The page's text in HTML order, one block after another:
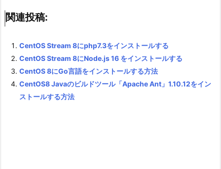
関連投稿:
CentOS Stream 8にphp7.3をインストールする
CentOS Stream 8にNode.js 16 をインストールする
CentOS 8にGo言語をインストールする方法
CentOS8 Javaのビルドツール「Apache Ant」1.10.12をイン
ストールする方法